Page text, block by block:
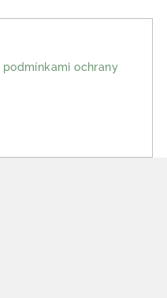
podmínkami ochrany